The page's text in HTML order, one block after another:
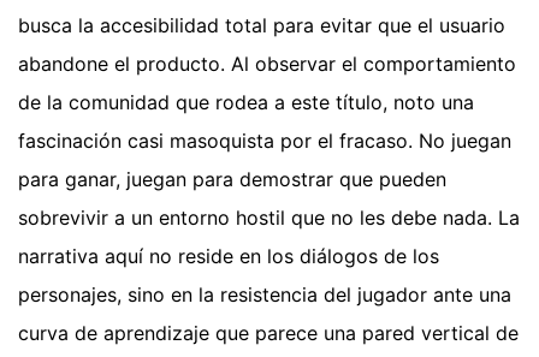
busca la accesibilidad total para evitar que el usuario
abandone el producto. Al observar el comportamiento
de la comunidad que rodea a este título, noto una
fascinación casi masoquista por el fracaso. No juegan
para ganar, juegan para demostrar que pueden
sobrevivir a un entorno hostil que no les debe nada. La
narrativa aquí no reside en los diálogos de los
personajes, sino en la resistencia del jugador ante una
curva de aprendizaje que parece una pared vertical de